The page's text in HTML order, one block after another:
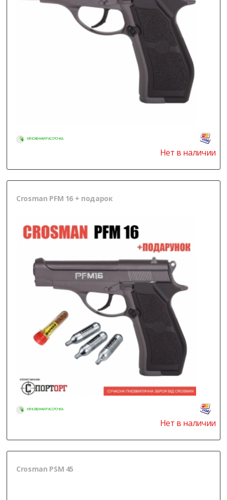
МГНОВЕННАЯ РАССРОЧКА
Нет в наличии
Crosman PFM 16 + подарок
МГНОВЕННАЯ РАССРОЧКА
Нет в наличии
Crosman PSM 45